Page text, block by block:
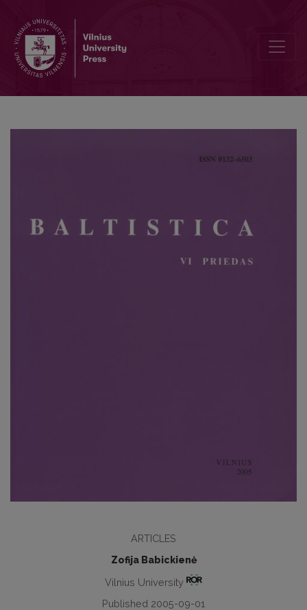
ARTICLES
Zofija Babickienė
Vilnius University
Published 2005-09-01